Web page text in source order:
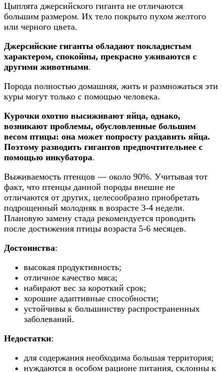
Цыплята джерсийского гиганта не отличаются
большим размером. Их тело покрыто пухом желтого
или черного цвета.
Джерсийские гиганты обладают покладистым
характером, спокойны, прекрасно уживаются с
другими животными.
Порода полностью домашняя, жить и размножаться эти
куры могут только с помощью человека.
Курочки охотно высиживают яйца, однако,
возникают проблемы, обусловленные большим
весом птицы: она может попросту раздавить яйца.
Поэтому разводить гигантов предпочтительнее с
помощью инкубатора.
Выживаемость птенцов — около 90%. Учитывая тот
факт, что птенцы данной породы внешне не
отличаются от других, целесообразно приобретать
подрощенный молодняк в возрасте 3-4 недели.
Плановую замену стада рекомендуется проводить
после достижения птицы возраста 5-6 месяцев.
Достоинства:
высокая продуктивность;
отличное качество мяса;
набирают вес за короткий срок;
хорошие адаптивные способности;
устойчивы к большинству распространенных
заболеваний.
Недостатки:
для содержания необходима большая территория;
нуждаются в особом рационе питания, склонны к